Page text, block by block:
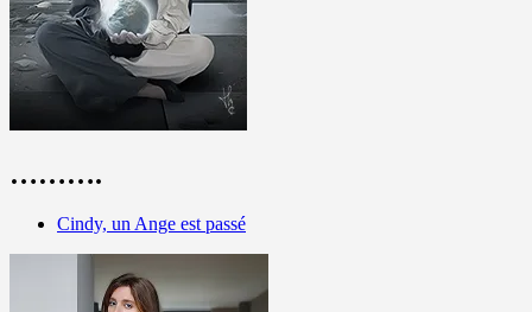
……….
Cindy, un Ange est passé